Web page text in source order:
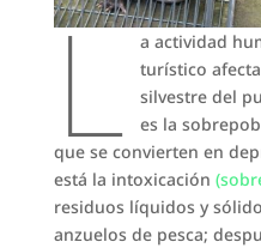
L
a actividad
turístico
silvestre del
es la
que se convierten en
está la intoxicación
residuos líquidos y
anzuelos de pesca;